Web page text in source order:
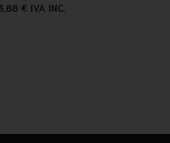
€ IVA INC.